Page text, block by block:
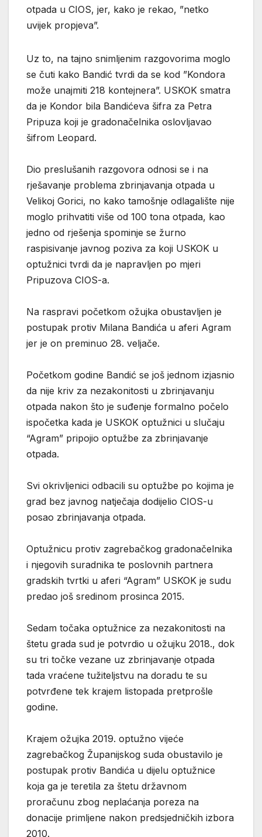
otpada u CIOS, jer, kako je rekao, ”netko
uvijek propjeva”.
Uz to, na tajno snimljenim razgovorima moglo
se čuti kako Bandić tvrdi da se kod ”Kondora
može unajmiti 218 kontejnera”. USKOK smatra
da je Kondor bila Bandićeva šifra za Petra
Pripuza koji je gradonačelnika oslovljavao
šifrom Leopard.
Dio preslušanih razgovora odnosi se i na
rješavanje problema zbrinjavanja otpada u
Velikoj Gorici, no kako tamošnje odlagalište nije
moglo prihvatiti više od 100 tona otpada, kao
jedno od rješenja spominje se žurno
raspisivanje javnog poziva za koji USKOK u
optužnici tvrdi da je napravljen po mjeri
Pripuzova CIOS-a.
Na raspravi početkom ožujka obustavljen je
postupak protiv Milana Bandića u aferi Agram
jer je on preminuo 28. veljače.
Početkom godine Bandić se još jednom izjasnio
da nije kriv za nezakonitosti u zbrinjavanju
otpada nakon što je suđenje formalno počelo
ispočetka kada je USKOK optužnici u slučaju
“Agram” pripojio optužbe za zbrinjavanje
otpada.
Svi okrivljenici odbacili su optužbe po kojima je
grad bez javnog natječaja dodijelio CIOS-u
posao zbrinjavanja otpada.
Optužnicu protiv zagrebačkog gradonačelnika
i njegovih suradnika te poslovnih partnera
gradskih tvrtki u aferi “Agram” USKOK je sudu
predao još sredinom prosinca 2015.
Sedam točaka optužnice za nezakonitosti na
štetu grada sud je potvrdio u ožujku 2018., dok
su tri točke vezane uz zbrinjavanje otpada
tada vraćene tužiteljstvu na doradu te su
potvrđene tek krajem listopada pretprošle
godine.
Krajem ožujka 2019. optužno vijeće
zagrebačkog Županijskog suda obustavilo je
postupak protiv Bandića u dijelu optužnice
koja ga je teretila za štetu državnom
proračunu zbog neplaćanja poreza na
donacije primljene nakon predsjedničkih izbora
2010.